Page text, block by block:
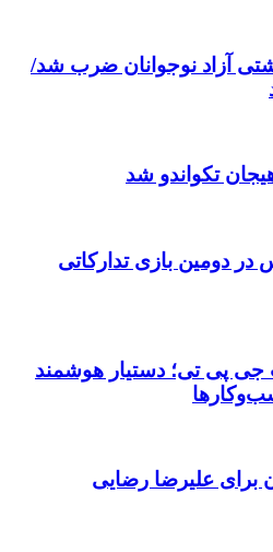
آزاد نوجوانان ضرب شد/
تکواندو شد
در دومین بازی تدارکاتی
پی تی؛ دستیار هوشمند
برای علیرضا رضایی